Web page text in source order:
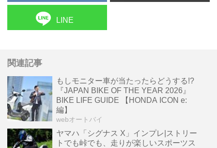
LINE
関連記事
もしモニター車が当たったらどうする!?
『JAPAN BIKE OF THE YEAR 2026』
BIKE LIFE GUIDE 【HONDA ICON e:
編】
webオートバイ
ヤマハ「シグナス X」インプレ|ストリー
トでも峠でも、走りが楽しいスポーツス